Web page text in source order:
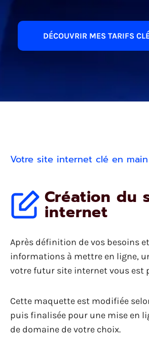
DÉCOUVRIR MES TARIFS
Votre site internet clé en
Création du
internet
Après définition de vos besoins
informations à mettre en ligne,
votre futur site internet vous est
Cette maquette est modifiée
puis finalisée pour une mise en
de domaine de votre choix.